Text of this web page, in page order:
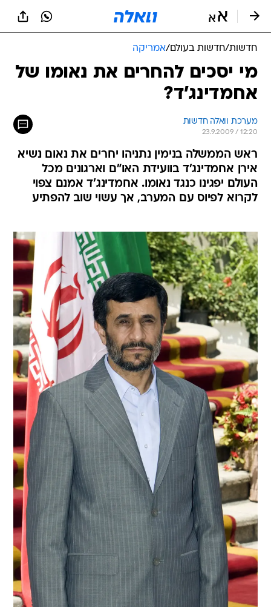
חדשות/חדשות בעולם/אמריקה
מי יסכים להחרים את נאומו של
אחמדינג'ד?
מערכת וואלה חדשות
23.9.2009 / 12:20
ראש הממשלה בנימין נתניהו יחרים את נאום נשיא
אירן אחמדינג'ד בוועידת האו"ם וארגונים מכל
העולם יפגינו כנגד נאומו. אחמדינג'ד אמנם צפוי
לקרוא לפיוס עם המערב, אך עשוי שוב להפתיע